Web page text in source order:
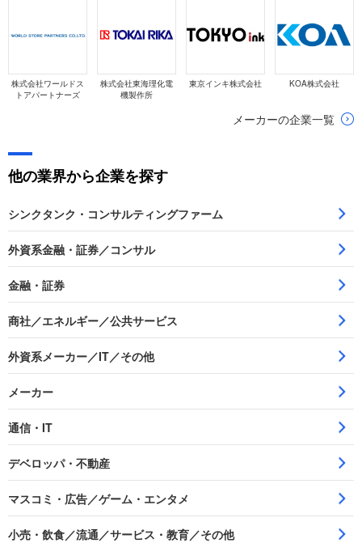
株式会社ワールドス
トアパートナーズ
株式会社東海理化電
機製作所
東京インキ株式会社 KOA株式会社
メーカーの企業一覧
他の業界から企業を探す
シンクタンク・コンサルティングファーム
外資系金融・証券／コンサル
金融・証券
商社／エネルギー／公共サービス
外資系メーカー／IT／その他
メーカー
通信・IT
デベロッパ・不動産
マスコミ・広告／ゲーム・エンタメ
小売・飲食／流通／サービス・教育／その他